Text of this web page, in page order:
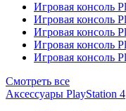
Игровая консоль
Игровая консоль
Игровая консоль
Игровая консоль
Игровая консоль
Смотреть все
Аксессуары PlayStation 4